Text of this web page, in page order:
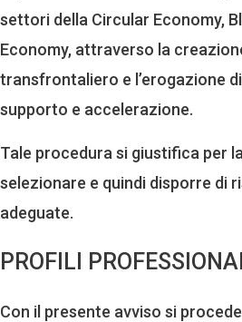
settori della Circular Economy,
Economy, attraverso la
transfrontaliero e l’erogazione
supporto e accelerazione.
Tale procedura si giustifica per
selezionare e quindi disporre di
adeguate.
PROFILI
Con il presente avviso si